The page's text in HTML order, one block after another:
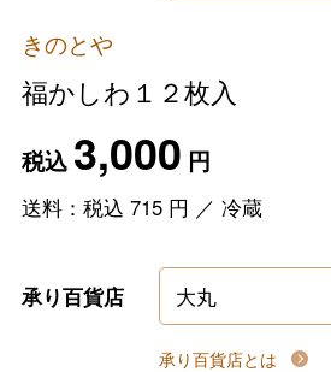
きのとや
福かしわ１２枚入
税込3,000 円
送料：税込 715円 ／ 冷蔵
承り百貨店
承り百貨店とは